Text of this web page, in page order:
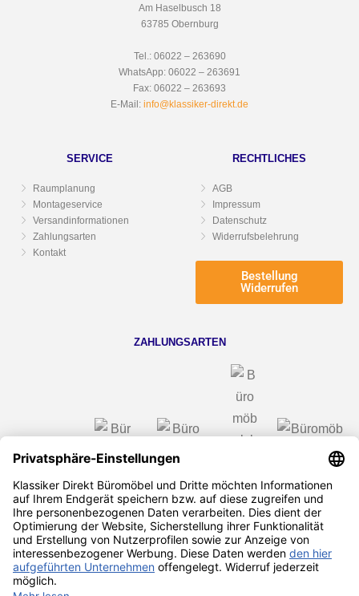
Am Haselbusch 18
63785 Obernburg
Tel.: 06022 – 263690
WhatsApp: 06022 – 263691
Fax: 06022 – 263693
E-Mail: info@klassiker-direkt.de
SERVICE
Raumplanung
Montageservice
Versandinformationen
Zahlungsarten
Kontakt
RECHTLICHES
AGB
Impressum
Datenschutz
Widerrufsbelehrung
Bestellung
Widerrufen
ZAHLUNGSARTEN